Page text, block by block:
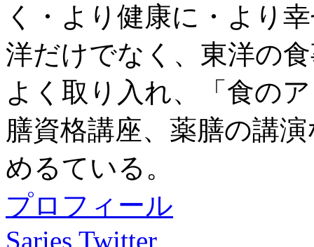
く・より健康に・より
洋だけでなく、東洋の
よく取り入れ、「食の
膳資格講座、薬膳の講
めるている。
プロフィール
Saries Twitter